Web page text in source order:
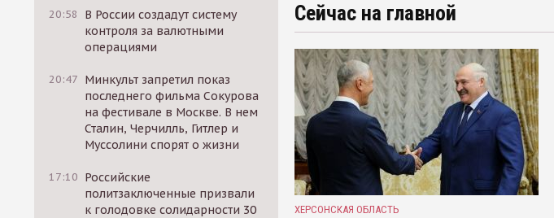
20:58
В России создадут систему
контроля за валютными
операциями
20:47 Минкульт запретил показ
последнего фильма Сокурова
на фестивале в Москве. В нем
Сталин, Черчилль, Гитлер и
Муссолини спорят о жизни
17:10 Российские
политзаключенные призвали
к голодовке солидарности 30
Сейчас на главной
ХЕРСОНСКАЯ ОБЛАСТЬ